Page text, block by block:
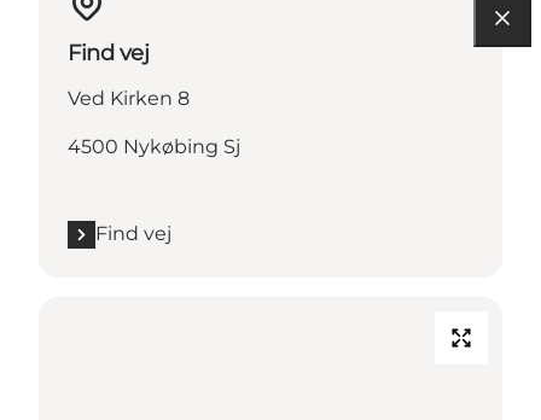
Find vej
Ved Kirken 8
4500 Nykøbing Sj
Find vej